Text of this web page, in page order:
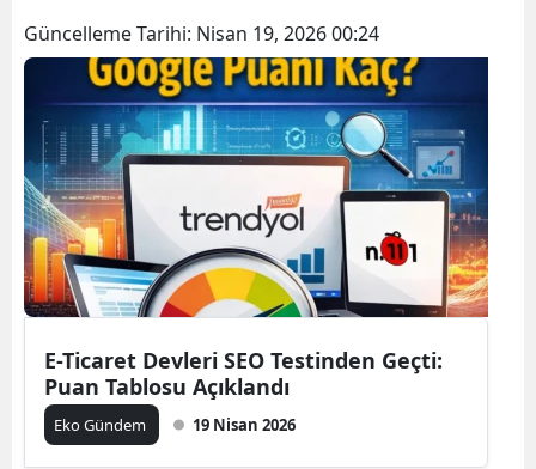
Güncelleme Tarihi: Nisan 19, 2026 00:24
E-Ticaret Devleri SEO Testinden Geçti:
Puan Tablosu Açıklandı
Eko Gündem 19 Nisan 2026